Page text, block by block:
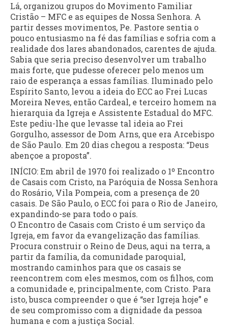
Lá, organizou grupos do Movimento Familiar
Cristão – MFC e as equipes de Nossa Senhora. A
partir desses movimentos, Pe. Pastore sentia o
pouco entusiasmo na fé das famílias e sofria com a
realidade dos lares abandonados, carentes de ajuda.
Sabia que seria preciso desenvolver um trabalho
mais forte, que pudesse oferecer pelo menos um
raio de esperança a essas famílias. Iluminado pelo
Espírito Santo, levou a ideia do ECC ao Frei Lucas
Moreira Neves, então Cardeal, e terceiro homem na
hierarquia da Igreja e Assistente Estadual do MFC.
Este pediu-lhe que levasse tal ideia ao Frei
Gorgulho, assessor de Dom Arns, que era Arcebispo
de São Paulo. Em 20 dias chegou a resposta: “Deus
abençoe a proposta”.
INÍCIO: Em abril de 1970 foi realizado o 1º Encontro
de Casais com Cristo, na Paróquia de Nossa Senhora
do Rosário, Vila Pompeia, com a presença de 20
casais. De São Paulo, o ECC foi para o Rio de Janeiro,
expandindo-se para todo o país.
O Encontro de Casais com Cristo é um serviço da
Igreja, em favor da evangelização das famílias.
Procura construir o Reino de Deus, aqui na terra, a
partir da família, da comunidade paroquial,
mostrando caminhos para que os casais se
reencontrem com eles mesmos, com os filhos, com
a comunidade e, principalmente, com Cristo. Para
isto, busca compreender o que é “ser Igreja hoje” e
de seu compromisso com a dignidade da pessoa
humana e com a justiça Social.